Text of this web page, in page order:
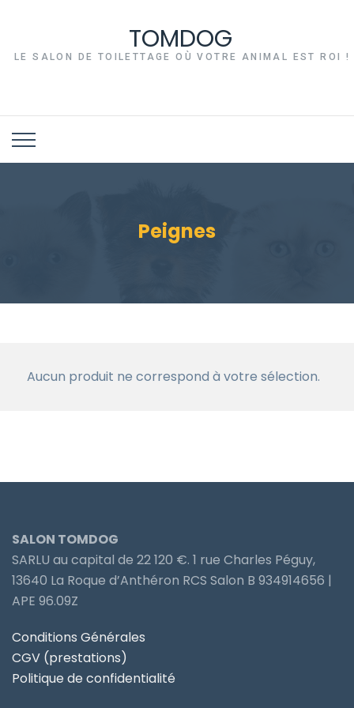
TOMDOG
LE SALON DE TOILETTAGE OÙ VOTRE ANIMAL EST ROI !
Peignes
Aucun produit ne correspond à votre sélection.
SALON TOMDOG
SARLU au capital de 22 120 €. 1 rue Charles Péguy,
13640 La Roque d’Anthéron RCS Salon B 934914656 |
APE 96.09Z
Conditions Générales
CGV (prestations)
Politique de confidentialité